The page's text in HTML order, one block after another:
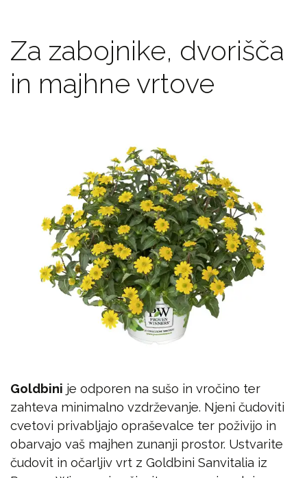
Za zabojnike, dvorišča
in majhne vrtove
Goldbini je odporen na sušo in vročino ter
zahteva minimalno vzdrževanje. Njeni čudoviti
cvetovi privabljajo opraševalce ter poživijo in
obarvajo vaš majhen zunanji prostor. Ustvarite
čudovit in očarljiv vrt z Goldbini Sanvitalia iz